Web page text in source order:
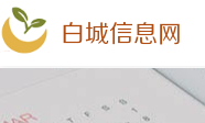
白城信息网